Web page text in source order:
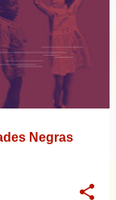
Negras